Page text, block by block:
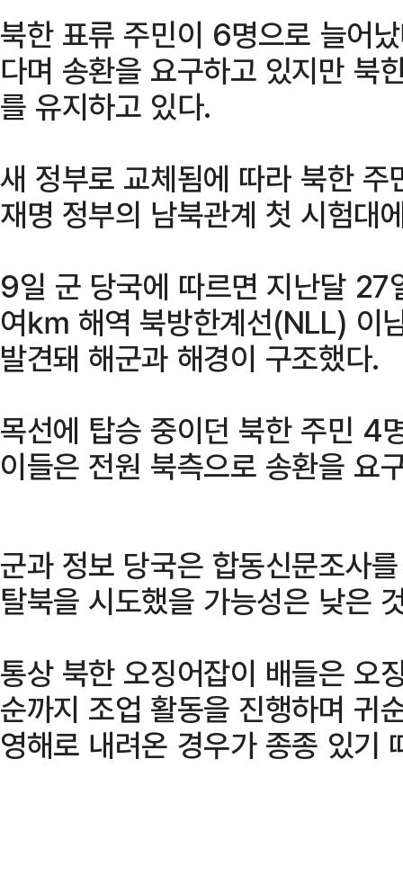
북한 표류 주민이 6명으로 늘어
다며 송환을 요구하고 있지만 북
를 유지하고 있다.
새 정부로 교체됨에 따라 북한
재명 정부의 남북관계 첫 시험대
9일 군 당국에 따르면 지난달
여㎞ 해역 북방한계선(NLL) 이
발견돼 해군과 해경이 구조했다.
목선에 탑승 중이던 북한 주민 4
이들은 전원 북측으로 송환을 요
군과 정보 당국은 합동신문조사
탈북을 시도했을 가능성은 낮은
통상 북한 오징어잡이 배들은 오
순까지 조업 활동을 진행하며 귀
영해로 내려온 경우가 종종 있기